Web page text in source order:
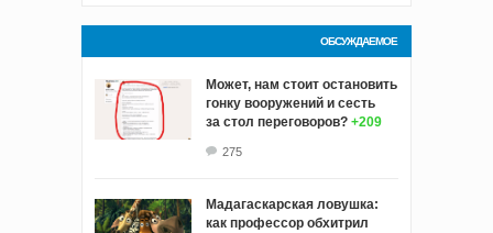
ОБСУЖДАЕМОЕ
Может, нам стоит остановить
гонку вооружений и сесть
за стол переговоров? +209
275
Мадагаскарская ловушка:
как профессор обхитрил